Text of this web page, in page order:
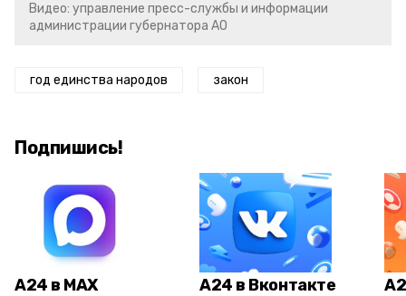
Видео: управление пресс-службы и информации
администрации губернатора АО
год единства народов закон
Подпишись!
А24 в MAX А24 в Вконтакте